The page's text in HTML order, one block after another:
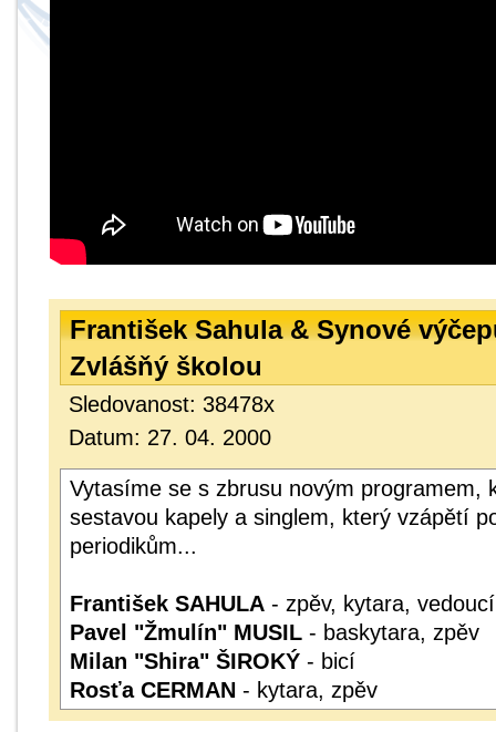
František Sahula & Synové
Zvlášňý školou
Sledovanost: 38478x
Datum: 27. 04. 2000
Vytasíme se s zbrusu novým programem,
sestavou kapely a singlem, který vzápětí
periodikům...
František SAHULA - zpěv, kytara,
Pavel "Žmulín" MUSIL - baskytara, zpěv
Milan "Shira" ŠIROKÝ - bicí
Rosťa CERMAN - kytara, zpěv